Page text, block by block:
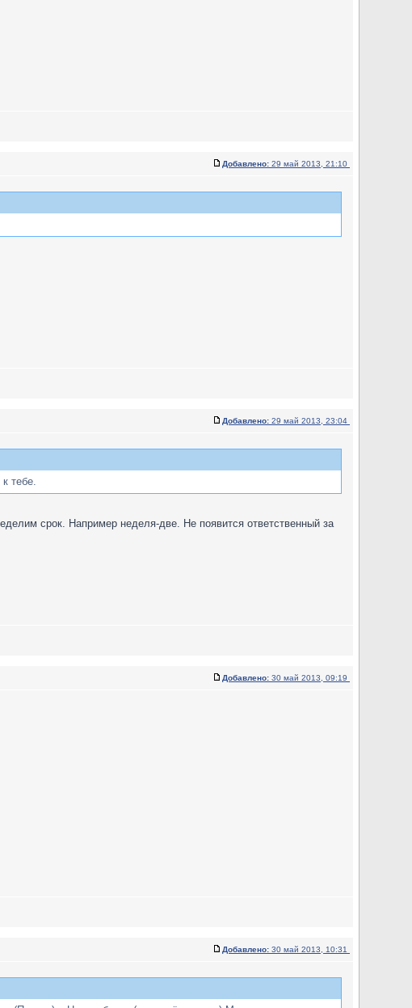
Добавлено: 29 май 2013, 21:10
Добавлено: 29 май 2013, 23:04
тебе.
срок. Например неделя-две. Не появится ответственный за
Добавлено: 30 май 2013, 09:19
Добавлено: 30 май 2013, 10:31